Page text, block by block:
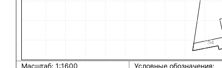
Масштаб: 1:1600 Условные обозначения: